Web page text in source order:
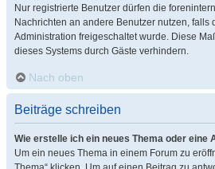
Nur registrierte Benutzer dürfen die
Nachrichten an andere Benutzer nutzen, falls
Administration freigeschaltet wurde. Diese
dieses Systems durch Gäste verhindern.
Nach oben
Beiträge schreiben
Wie erstelle ich ein neues Thema oder eine
Um ein neues Thema in einem Forum zu